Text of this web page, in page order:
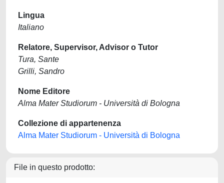
Lingua
Italiano
Relatore, Supervisor, Advisor o Tutor
Tura, Sante
Grilli, Sandro
Nome Editore
Alma Mater Studiorum - Università di Bologna
Collezione di appartenenza
Alma Mater Studiorum - Università di Bologna
File in questo prodotto: